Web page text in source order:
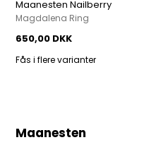
Maanesten Nailberry
Magdalena Ring
650,00 DKK
Fås i flere varianter
Maanesten